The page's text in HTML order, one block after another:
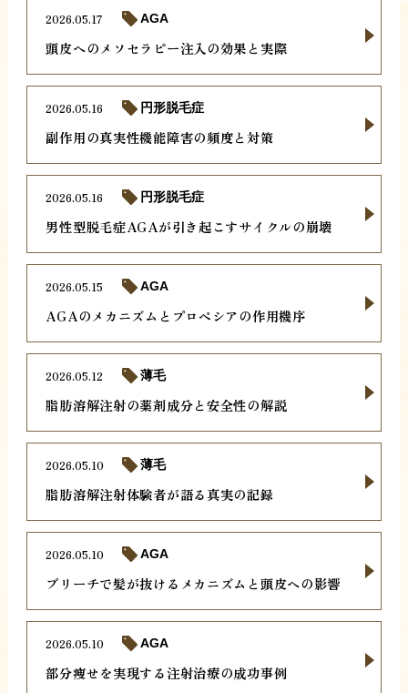
頭皮へのメソセラピー注入の効果と実際
2026.05.17 AGA
副作用の真実性機能障害の頻度と対策
2026.05.16 円形脱毛症
男性型脱毛症AGAが引き起こすサイクルの崩壊
2026.05.16 円形脱毛症
AGAのメカニズムとプロペシアの作用機序
2026.05.15 AGA
脂肪溶解注射の薬剤成分と安全性の解説
2026.05.12 薄毛
脂肪溶解注射体験者が語る真実の記録
2026.05.10 薄毛
ブリーチで髪が抜けるメカニズムと頭皮への影響
2026.05.10 AGA
部分痩せを実現する注射治療の成功事例
2026.05.10 AGA